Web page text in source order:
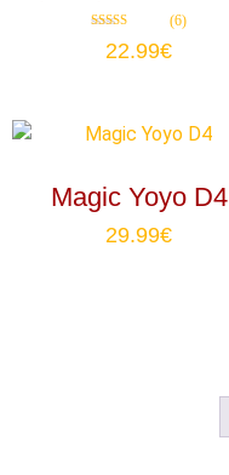
4.83
(6)
22.99€
Magic Yoyo D4
29.99€